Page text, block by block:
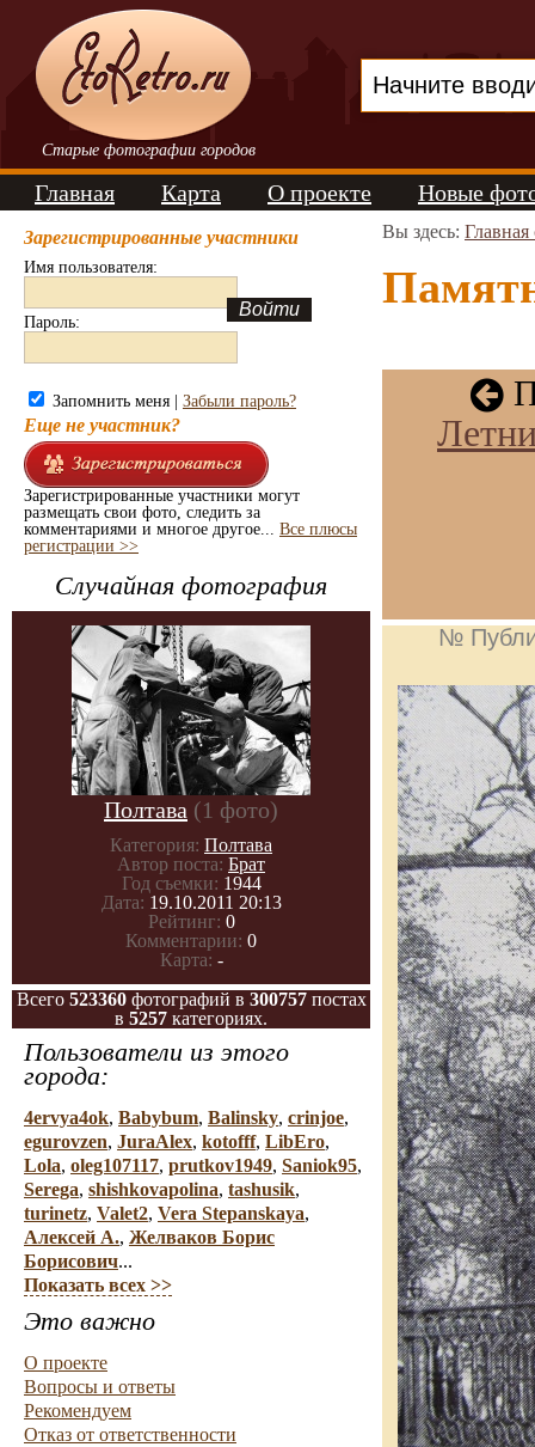
Старые фотографии городов
Главная Карта О проекте Новые
Зарегистрированные участники
Имя пользователя:
Пароль:
Запомнить меня | Забыли пароль?
Еще не участник?
Зарегистрированные участники могут
размещать свои фото, следить за
комментариями и многое другое... Все плюсы
регистрации >>
Случайная фотография
Полтава (1 фото)
Категория: Полтава
Автор поста: Брат
Год съемки: 1944
Дата: 19.10.2011 20:13
Рейтинг: 0
Комментарии: 0
Карта: -
Всего 523360фотографий в 300757постах
в 5257 категориях.
Пользователи из этого
города:
4ervya4ok, Babybum, Balinsky, crinjoe,
egurovzen, JuraAlex, kotofff, LibEro,
Lola, oleg107117, prutkov1949, Saniok95,
Serega, shishkovapolina, tashusik,
turinetz, Valet2, Vera Stepanskaya,
Алексей А., Желваков Борис
Борисович...
Показать всех >>
Это важно
О проекте
Вопросы и ответы
Рекомендуем
Отказ от ответственности
Вы здесь: Главная
№